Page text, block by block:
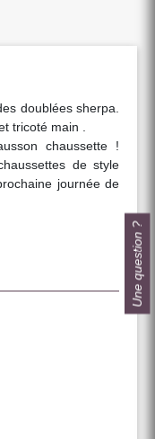
doublées sherpa.
tricoté main .
chaussette !
de style
journée de
Une question ?